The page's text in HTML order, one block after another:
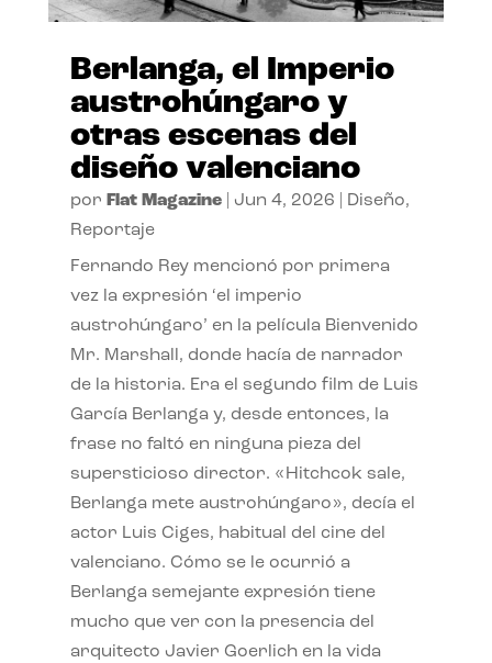
Berlanga, el Imperio
austrohúngaro y
otras escenas del
diseño valenciano
por Flat Magazine| Jun 4, 2026 Diseño,
Reportaje
Fernando Rey mencionó por primera
vez la expresión ‘el imperio
austrohúngaro’ en la película Bienvenido
Mr. Marshall, donde hacía de narrador
de la historia. Era el segundo film de Luis
García Berlanga y, desde entonces, la
frase no faltó en ninguna pieza del
supersticioso director. «Hitchcok sale,
Berlanga mete austrohúngaro», decía el
actor Luis Ciges, habitual del cine del
valenciano. Cómo se le ocurrió a
Berlanga semejante expresión tiene
mucho que ver con la presencia del
arquitecto Javier Goerlich en la vida